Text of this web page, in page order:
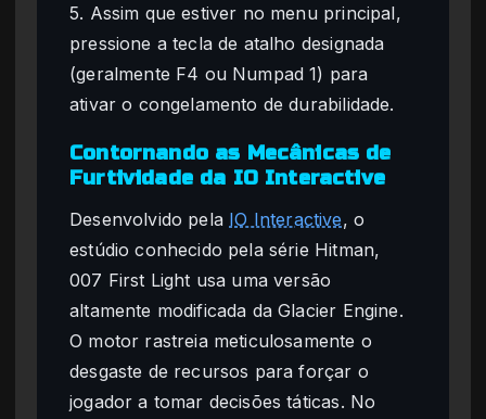
5. Assim que estiver no menu principal,
pressione a tecla de atalho designada
(geralmente F4 ou Numpad 1) para
ativar o congelamento de durabilidade.
Contornando as Mecânicas de
Furtividade da IO Interactive
Desenvolvido pela IO Interactive, o
estúdio conhecido pela série Hitman,
007 First Light usa uma versão
altamente modificada da Glacier Engine.
O motor rastreia meticulosamente o
desgaste de recursos para forçar o
jogador a tomar decisões táticas. No